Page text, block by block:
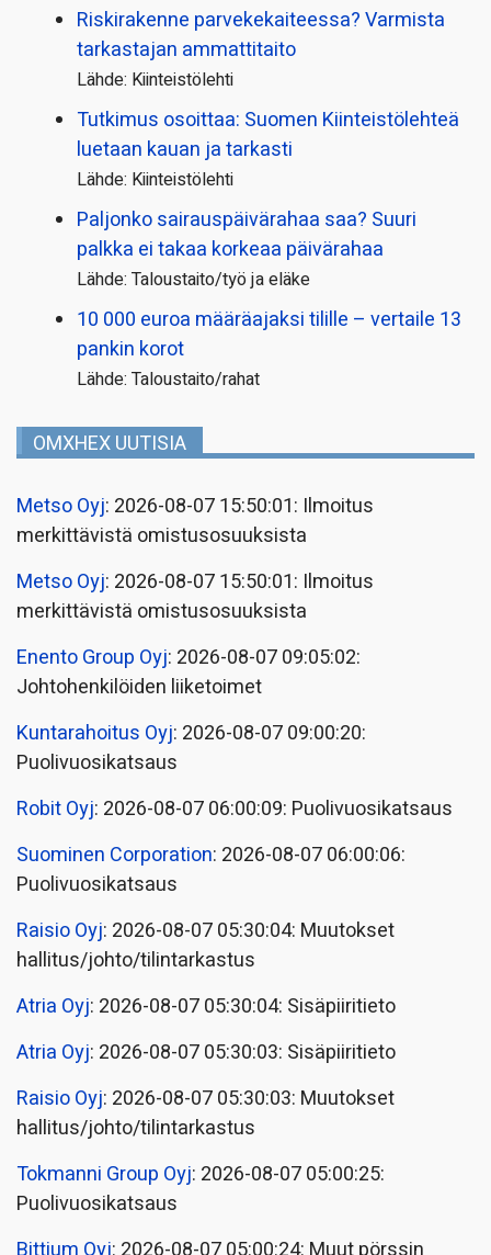
Riskirakenne parvekekaiteessa? Varmista
tarkastajan ammattitaito
Lähde: Kiinteistölehti
Tutkimus osoittaa: Suomen Kiinteistölehteä
luetaan kauan ja tarkasti
Lähde: Kiinteistölehti
Paljonko sairauspäivä­rahaa saa? Suuri
palkka ei takaa korkeaa päivärahaa
Lähde: Taloustaito/työ ja eläke
10 000 euroa määräajaksi tilille – vertaile 13
pankin korot
Lähde: Taloustaito/rahat
OMXHEX UUTISIA
Metso Oyj: 2026-08-07 15:50:01: Ilmoitus
merkittävistä omistusosuuksista
Metso Oyj: 2026-08-07 15:50:01: Ilmoitus
merkittävistä omistusosuuksista
Enento Group Oyj: 2026-08-07 09:05:02:
Johtohenkilöiden liiketoimet
Kuntarahoitus Oyj: 2026-08-07 09:00:20:
Puolivuosikatsaus
Robit Oyj: 2026-08-07 06:00:09: Puolivuosikatsaus
Suominen Corporation: 2026-08-07 06:00:06:
Puolivuosikatsaus
Raisio Oyj: 2026-08-07 05:30:04: Muutokset
hallitus/johto/tilintarkastus
Atria Oyj: 2026-08-07 05:30:04: Sisäpiiritieto
Atria Oyj: 2026-08-07 05:30:03: Sisäpiiritieto
Raisio Oyj: 2026-08-07 05:30:03: Muutokset
hallitus/johto/tilintarkastus
Tokmanni Group Oyj: 2026-08-07 05:00:25:
Puolivuosikatsaus